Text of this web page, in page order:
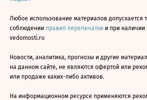
Любое использование материалов допускается
соблюдении правил перепечатки и при наличии
vedomosti.ru
Новости, аналитика, прогнозы и другие
на данном сайте, не являются офертой или
или продаже каких-либо активов.
На информационном ресурсе применяются